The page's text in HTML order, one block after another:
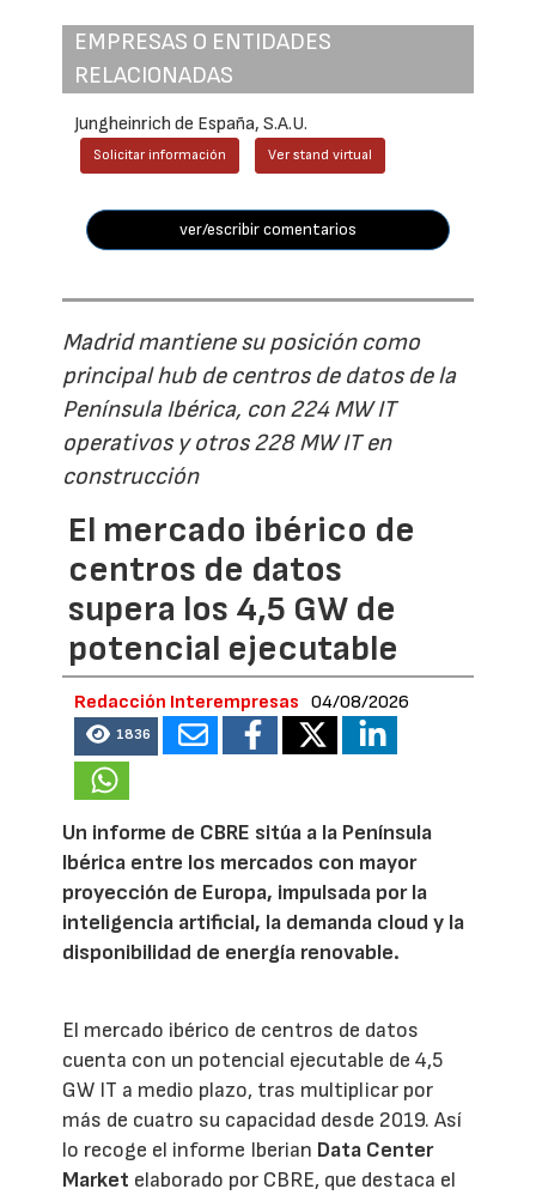
EMPRESAS O ENTIDADES
RELACIONADAS
Jungheinrich de España, S.A.U.
Solicitar información Ver stand virtual
ver/escribir comentarios
Madrid mantiene su posición como
principal hub de centros de datos de la
Península Ibérica, con 224 MW IT
operativos y otros 228 MW IT en
construcción
El mercado ibérico de
centros de datos
supera los 4,5 GW de
potencial ejecutable
Redacción Interempresas 04/08/2026
1836
Un informe de CBRE sitúa a la Península
Ibérica entre los mercados con mayor
proyección de Europa, impulsada por la
inteligencia artificial, la demanda cloud y la
disponibilidad de energía renovable.
El mercado ibérico de centros de datos
cuenta con un potencial ejecutable de 4,5
GW IT a medio plazo, tras multiplicar por
más de cuatro su capacidad desde 2019. Así
lo recoge el informe Iberian Data Center
Market elaborado por CBRE, que destaca el